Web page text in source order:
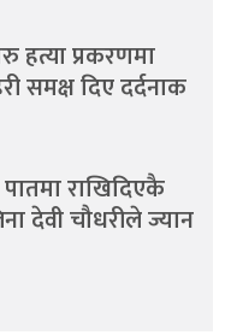
हत्या प्रकरणमा
समक्ष दिए दर्दनाक
राखिदिएकै
देवी चौधरीले ज्यान